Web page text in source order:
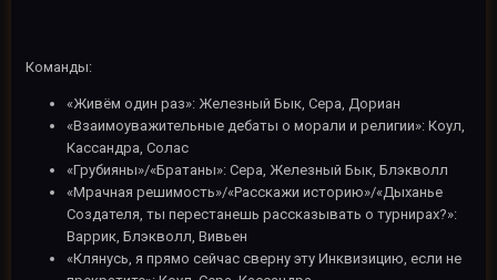
Команды:
«Живём один раз»: Железный Бык, Сера, Дориан
«Взаимоуважительные дебаты о морали и религии»: Коул,
Кассандра, Солас
«Грубияны»/«Братаны»: Сера, Железный Бык, Блэкволл
«Мрачная решимость»/«Расскажи историю»/«Дыханье
Создателя, ты перестанешь рассказывать о турнирах?»:
Варрик, Блэкволл, Вивьен
«Клянусь, я прямо сейчас сверну эту Инквизицию, если не